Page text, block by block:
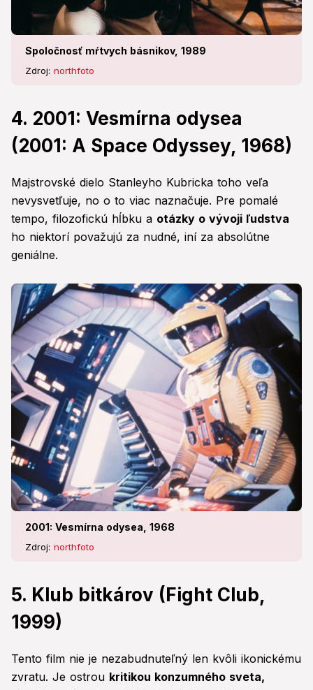
Spoločnosť mŕtvych básnikov, 1989
Zdroj: northfoto
4. 2001: Vesmírna odysea
(2001: A Space Odyssey, 1968)
Majstrovské dielo Stanleyho Kubricka toho veľa
nevysvetľuje, no o to viac naznačuje. Pre pomalé
tempo, filozofickú hĺbku a otázky o vývoji ľudstva
ho niektorí považujú za nudné, iní za absolútne
geniálne.
2001: Vesmírna odysea, 1968
Zdroj: northfoto
5. Klub bitkárov (Fight Club,
1999)
Tento film nie je nezabudnuteľný len kvôli ikonickému
zvratu. Je ostrou kritikou konzumného sveta,